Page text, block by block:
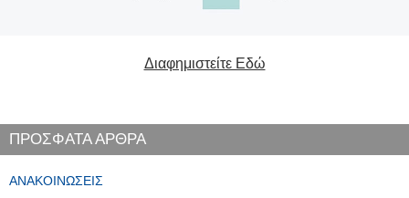
Διαφημιστείτε Εδώ
ΠΡΟΣΦΑΤΑ ΑΡΘΡΑ
ΑΝΑΚΟΙΝΏΣΕΙΣ